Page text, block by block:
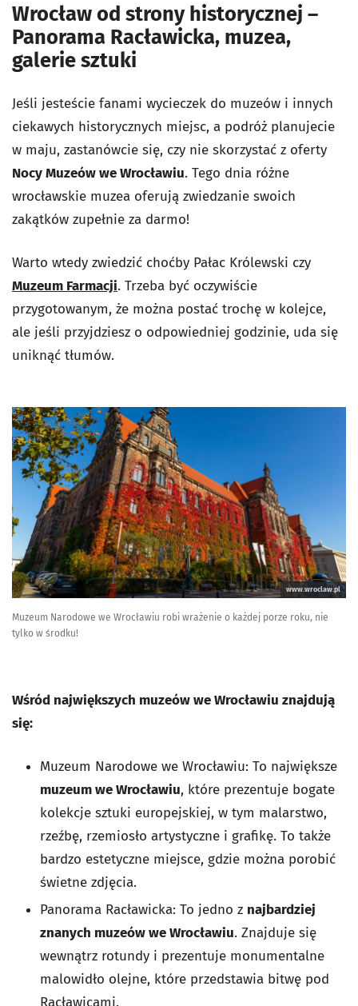
Wrocław od strony historycznej –
Panorama Racławicka, muzea,
galerie sztuki
Jeśli jesteście fanami wycieczek do muzeów i innych
ciekawych historycznych miejsc, a podróż planujecie
w maju, zastanówcie się, czy nie skorzystać z oferty
Nocy Muzeów we Wrocławiu. Tego dnia różne
wrocławskie muzea oferują zwiedzanie swoich
zakątków zupełnie za darmo!
Warto wtedy zwiedzić choćby Pałac Królewski czy
Muzeum Farmacji. Trzeba być oczywiście
przygotowanym, że można postać trochę w kolejce,
ale jeśli przyjdziesz o odpowiedniej godzinie, uda się
uniknąć tłumów.
www.wroclaw.pl
Muzeum Narodowe we Wrocławiu robi wrażenie o każdej porze roku, nie
tylko w środku!
Wśród największych muzeów we Wrocławiu znajdują
się:
Muzeum Narodowe we Wrocławiu: To największe
muzeum we Wrocławiu, które prezentuje bogate
kolekcje sztuki europejskiej, w tym malarstwo,
rzeźbę, rzemiosło artystyczne i grafikę. To także
bardzo estetyczne miejsce, gdzie można porobić
świetne zdjęcia.
Panorama Racławicka: To jedno z najbardziej
znanych muzeów we Wrocławiu. Znajduje się
wewnątrz rotundy i prezentuje monumentalne
malowidło olejne, które przedstawia bitwę pod
Racławicami.